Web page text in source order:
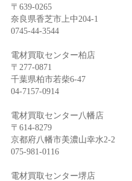
〒639-0265
奈良県香芝市上中204-1
0745-44-3544
電材買取センター柏店
〒277-0871
千葉県柏市若柴6-47
04-7157-0914
電材買取センター八幡店
〒614-8279
京都府八幡市美濃山幸水2-2
075-981-0116
電材買取センター堺店